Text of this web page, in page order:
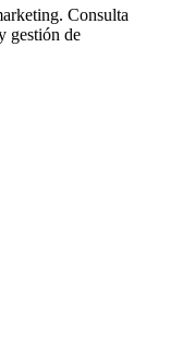
Consulta
gestión de